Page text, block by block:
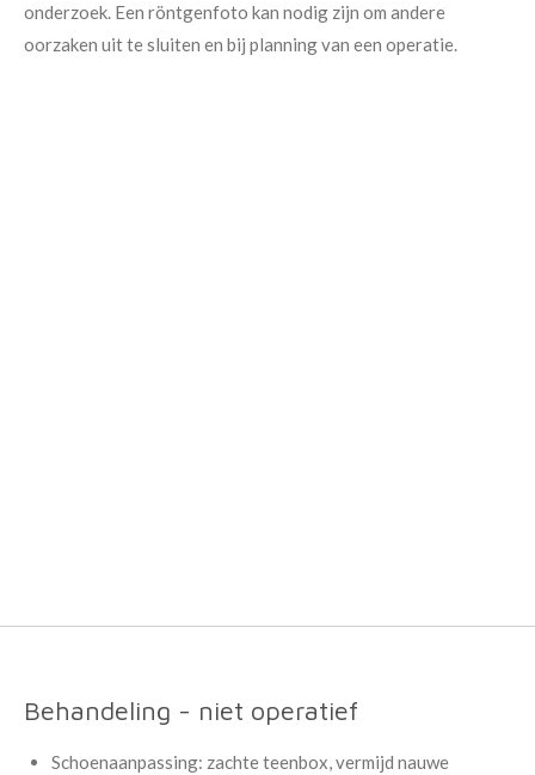
onderzoek. Een röntgenfoto kan nodig zijn om andere
oorzaken uit te sluiten en bij planning van een operatie.
Behandeling - niet operatief
Schoenaanpassing: zachte teenbox, vermijd nauwe